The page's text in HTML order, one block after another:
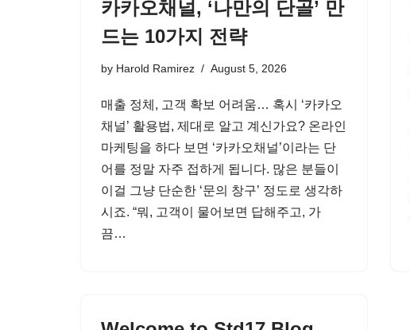
카카오채널, ‘나만의 단골’ 만
드는 10가지 전략
by Harold Ramirez August 5, 2026
매출 정체, 고객 확보 어려움… 혹시 ‘카카오
채널’ 활용법, 제대로 알고 계신가요? 온라인
마케팅을 하다 보면 ‘카카오채널’이라는 단
어를 정말 자주 접하게 됩니다. 많은 분들이
이걸 그냥 단순한 ‘문의 창구’ 정도로 생각하
시죠. “뭐, 고객이 물어보면 답해주고, 가
끔…